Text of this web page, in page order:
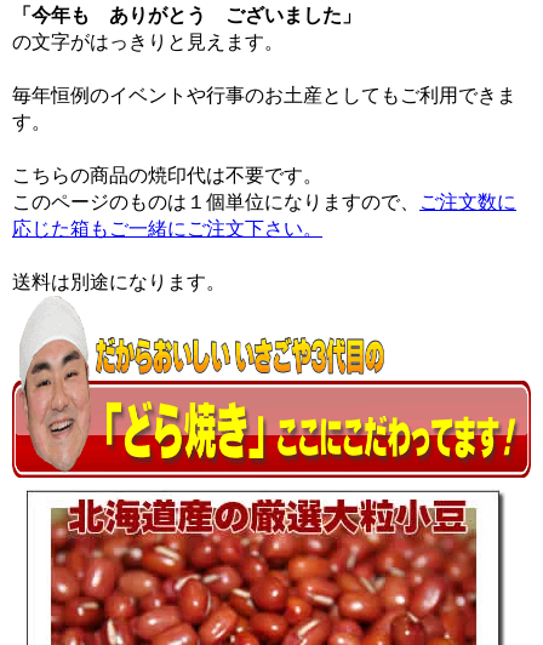
「今年も ありがとう ございました」
の文字がはっきりと見えます。
毎年恒例のイベントや行事のお土産としてもご利用できま
す。
こちらの商品の焼印代は不要です。
このページのものは１個単位になりますので、
ご注文数に
応じた箱もご一緒にご注文下さい。
送料は別途になります。